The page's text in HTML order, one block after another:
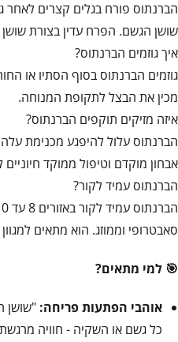
הברנתוס פורח בגלים קצרים לאחר
שושן הגשם. הפרח עדין בצורת
איך גוזמים הברנתוס?
גוזמים הברנתוס בסוף הסתיו או
מכין את הבצל לתקופת המנוחה.
איזה מזיקים תוקפים הברנתוס?
הברנתוס עלול להיפגע מכנימת
אבחון מוקדם וטיפול ממוקד
הברנתוס עמיד לקור?
סאבטרופי וממוזג. הוא מתאים
🎯 למי מתאים?
אוהבי הפתעות פריחה: "שושן
כל גשם או השקיה - חוויה